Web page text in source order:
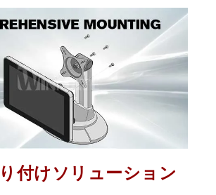
付けソリューション